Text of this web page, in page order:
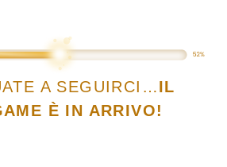
A SEGUIRCI…IL
È IN ARRIVO!